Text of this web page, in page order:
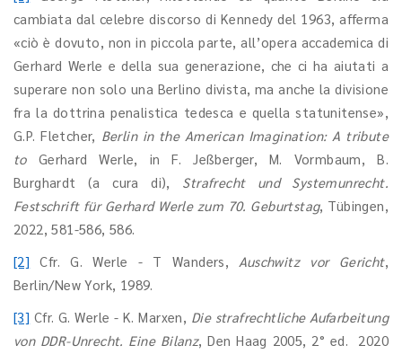
cambiata dal celebre discorso di Kennedy del 1963, afferma
«ciò è dovuto, non in piccola parte, all’opera accademica di
Gerhard Werle e della sua generazione, che ci ha aiutati a
superare non solo una Berlino divista, ma anche la divisione
fra la dottrina penalistica tedesca e quella statunitense»,
G.P. Fletcher, Berlin in the American Imagination: A tribute
toGerhard Werle, in F. Jeßberger, M. Vormbaum, B.
Burghardt (a cura di), Strafrecht und Systemunrecht.
Festschrift für Gerhard Werle zum 70. Geburtstag, Tübingen,
2022, 581-586, 586.
[2] Cfr. G. Werle - T Wanders, Auschwitz vor Gericht,
Berlin/New York, 1989.
[3] Cfr. G. Werle - K. Marxen, Die strafrechtliche Aufarbeitung
von DDR-Unrecht. Eine Bilanz, Den Haag 2005, 2° ed. 2020